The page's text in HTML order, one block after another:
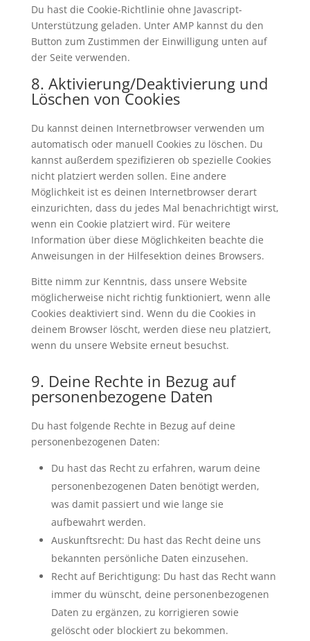
Du hast die Cookie-Richtlinie ohne Javascript-
Unterstützung geladen. Unter AMP kannst du den
Button zum Zustimmen der Einwilligung unten auf
der Seite verwenden.
8. Aktivierung/Deaktivierung und
Löschen von Cookies
Du kannst deinen Internetbrowser verwenden um
automatisch oder manuell Cookies zu löschen. Du
kannst außerdem spezifizieren ob spezielle Cookies
nicht platziert werden sollen. Eine andere
Möglichkeit ist es deinen Internetbrowser derart
einzurichten, dass du jedes Mal benachrichtigt wirst,
wenn ein Cookie platziert wird. Für weitere
Information über diese Möglichkeiten beachte die
Anweisungen in der Hilfesektion deines Browsers.
Bitte nimm zur Kenntnis, dass unsere Website
möglicherweise nicht richtig funktioniert, wenn alle
Cookies deaktiviert sind. Wenn du die Cookies in
deinem Browser löscht, werden diese neu platziert,
wenn du unsere Website erneut besuchst.
9. Deine Rechte in Bezug auf
personenbezogene Daten
Du hast folgende Rechte in Bezug auf deine
personenbezogenen Daten:
Du hast das Recht zu erfahren, warum deine
personenbezogenen Daten benötigt werden,
was damit passiert und wie lange sie
aufbewahrt werden.
Auskunftsrecht: Du hast das Recht deine uns
bekannten persönliche Daten einzusehen.
Recht auf Berichtigung: Du hast das Recht wann
immer du wünscht, deine personenbezogenen
Daten zu ergänzen, zu korrigieren sowie
gelöscht oder blockiert zu bekommen.